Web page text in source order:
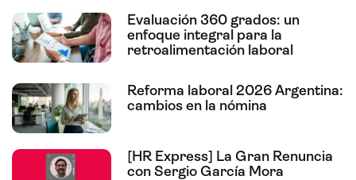
Evaluación 360 grados: un
enfoque integral para la
retroalimentación laboral
Reforma laboral 2026 Argentina:
cambios en la nómina
[HR Express] La Gran Renuncia
con Sergio García Mora